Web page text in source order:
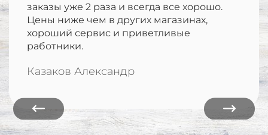
заказы уже 2 раза и всегда все хорошо.
Цены ниже чем в других магазинах,
хороший сервис и приветливые
работники.
Казаков Александр